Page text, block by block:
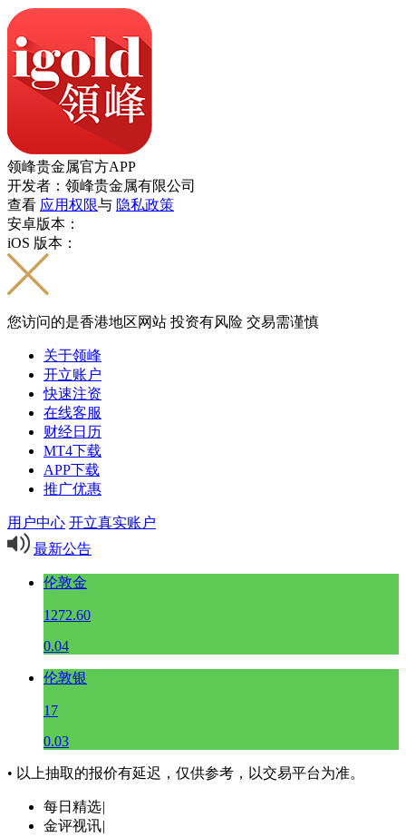
领峰贵金属官方APP
开发者：领峰贵金属有限公司
查看 应用权限与 隐私政策
安卓版本：
iOS 版本：
您访问的是香港地区网站 投资有风险 交易需谨慎
关于领峰
开立账户
快速注资
在线客服
财经日历
MT4下载
APP下载
推广优惠
用户中心 开立真实账户
最新公告
伦敦金
1272.60
0.04
伦敦银
17
0.03
• 以上抽取的报价有延迟，仅供参考，以交易平台为准。
每日精选|
金评视讯|